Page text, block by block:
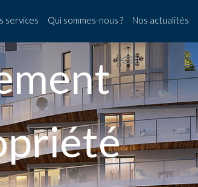
services Qui sommes-nous ? Nos actualités